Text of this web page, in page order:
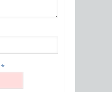
*